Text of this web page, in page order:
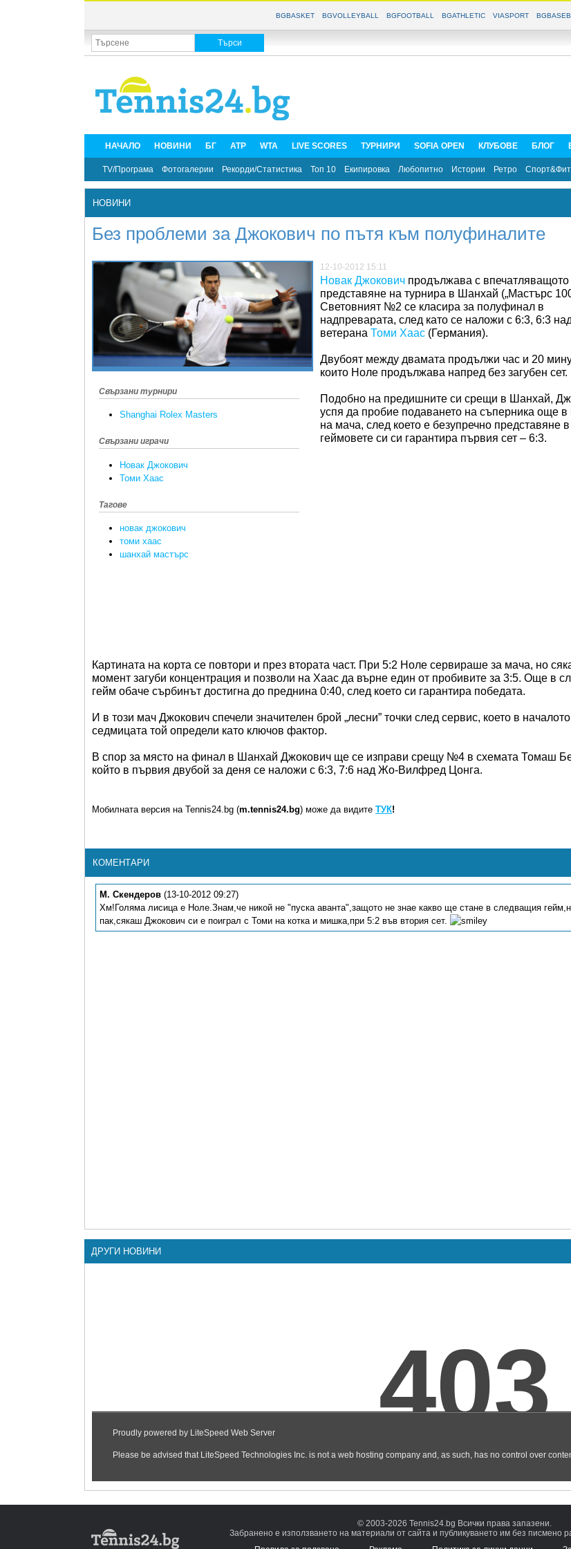
BGBASKET BGVOLLEYBALL BGFOOTBALL BGATHLETIC VIASPORT
НАЧАЛО НОВИНИ БГ ATP WTA LIVE SCORES ТУРНИРИ SOFIA OPEN КЛУБОВЕ БЛОГ
TV/Програма Фотогалерии Рекорди/Статистика Топ 10 Екипировка Любопитно Истории Ретро
НОВИНИ
Без проблеми за Джокович по пътя към полуфиналите
Свързани турнири
Shanghai Rolex Masters
Свързани играчи
Новак Джокович
Томи Хаас
Тагове
новак джокович
томи хаас
шанхай мастърс
12-10-2012 15:11
Новак Джокович продължава с впечатляващото
представяне на турнира в Шанхай („Мастърс
Световният №2 се класира за полуфинал в
надпреварата, след като се наложи с 6:3, 6:3 над
ветерана Томи Хаас (Германия).
Двубоят между двамата продължи час и 20
които Ноле продължава напред без загубен сет.
Подобно на предишните си срещи в Шанхай,
успя да пробие подаването на съперника още в
на мача, след което е безупречно представяне
геймовете си си гарантира първия сет – 6:3.
Картината на корта се повтори и през втората част. При 5:2 Ноле сервираше за мача, но
момент загуби концентрация и позволи на Хаас да върне един от пробивите за 3:5. Още в
гейм обаче сърбинът достигна до преднина 0:40, след което си гарантира победата.
И в този мач Джокович спечели значителен брой „лесни” точки след сервис, което в
седмицата той определи като ключов фактор.
В спор за място на финал в Шанхай Джокович ще се изправи срещу №4 в схемата Томаш
който в първия двубой за деня се наложи с 6:3, 7:6 над Жо-Вилфред Цонга.
Мобилната версия на Tennis24.bg (m.tennis24.bg) може да видите ТУК!
КОМЕНТАРИ
М. Скендеров (13-10-2012 09:27)
Хм!Голяма лисица е Ноле.Знам,че никой не "пуска аванта",защото не знае какво ще стане в следващия
пак,сякаш Джокович си е поиграл с Томи на котка и мишка,при 5:2 във втория сет.
ДРУГИ НОВИНИ
© 2003-2026 Tennis24.bg Всички права запазени.
Забранено е използването на материали от сайта и публикуването им без писмено